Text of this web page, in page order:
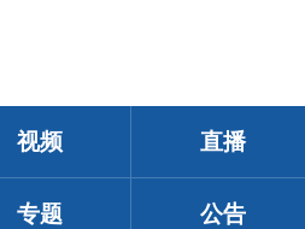
视频 直播
专题 公告